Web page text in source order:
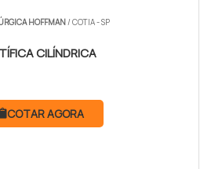
HOFFMAN/ COTIA - SP
CILÍNDRICA
COTAR AGORA